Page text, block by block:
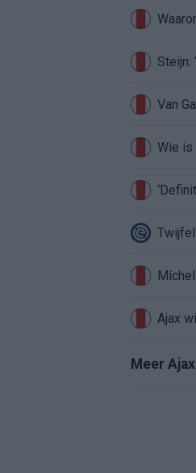
Steijn:
Van
Wie is
Ajax
Meer